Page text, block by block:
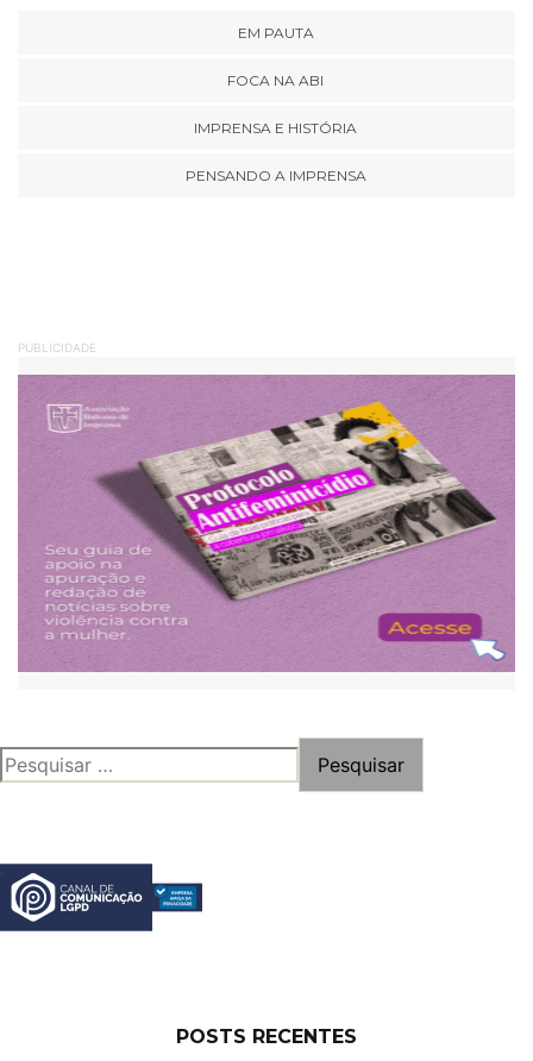
EM PAUTA
FOCA NA ABI
IMPRENSA E HISTÓRIA
PENSANDO A IMPRENSA
PUBLICIDADE
PESQUISAR
POR:
POSTS RECENTES